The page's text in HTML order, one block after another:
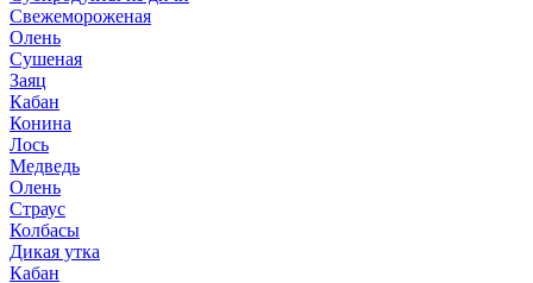
Свежемороженая
Олень
Сушеная
Заяц
Кабан
Конина
Лось
Медведь
Олень
Страус
Колбасы
Дикая утка
Кабан